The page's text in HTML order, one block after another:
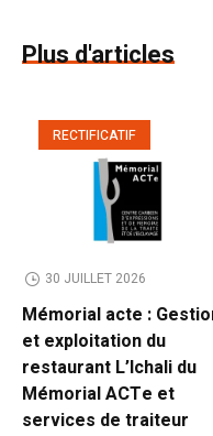
Plus d'articles
RECTIFICATIF
30 JUILLET 2026
Mémorial acte :
et exploitation du
restaurant L’Ichali du
Mémorial ACTe et
services de traiteur